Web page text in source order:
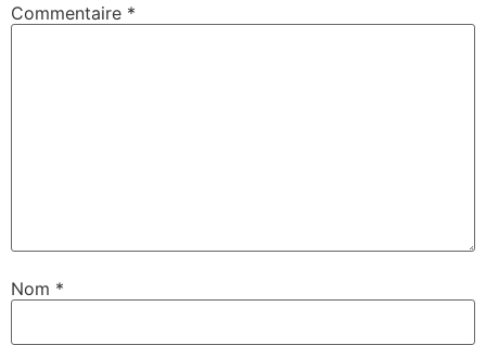
Commentaire *
Nom *